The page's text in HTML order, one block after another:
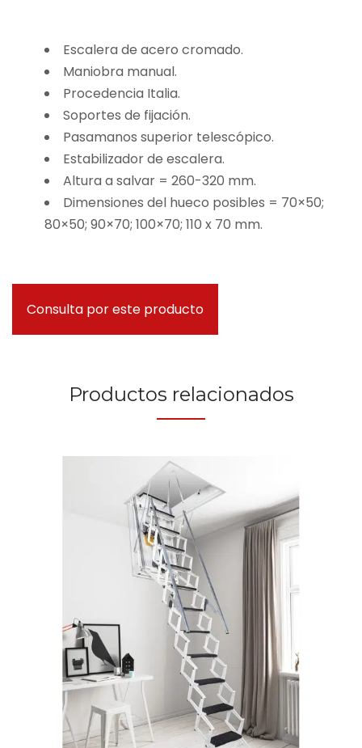
Escalera de acero cromado.
Maniobra manual.
Procedencia Italia.
Soportes de fijación.
Pasamanos superior telescópico.
Estabilizador de escalera.
Altura a salvar = 260-320 mm.
Dimensiones del hueco posibles = 70×50;
80×50; 90×70; 100×70; 110 x 70 mm.
Consulta por este producto
Productos relacionados